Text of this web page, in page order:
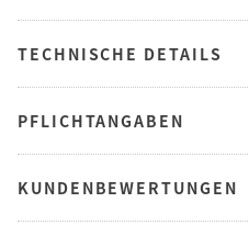
TECHNISCHE DETAILS
PFLICHTANGABEN
KUNDENBEWERTUNGEN